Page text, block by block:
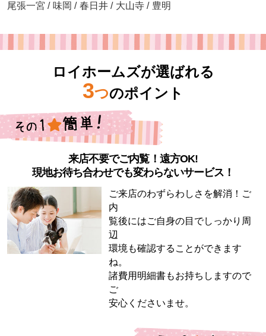
尾張一宮 / 味岡 / 春日井 / 大山寺 / 豊明
ロイホームズが選ばれる
3つのポイント
来店不要でご内覧！遠方OK!
現地お待ち合わせでも変わらないサービス！
ご来店のわずらわしさを解消！ご
内
覧後にはご自身の目でしっかり周
辺
環境も確認することができます
ね。
諸費用明細書もお持ちしますので
ご
安心くださいませ。